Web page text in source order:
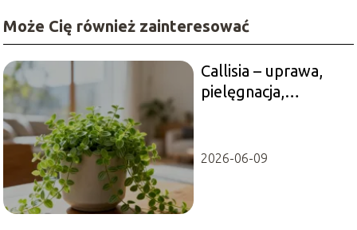
Może Cię również zainteresować
Callisia – uprawa,
pielęgnacja,
2026-06-09